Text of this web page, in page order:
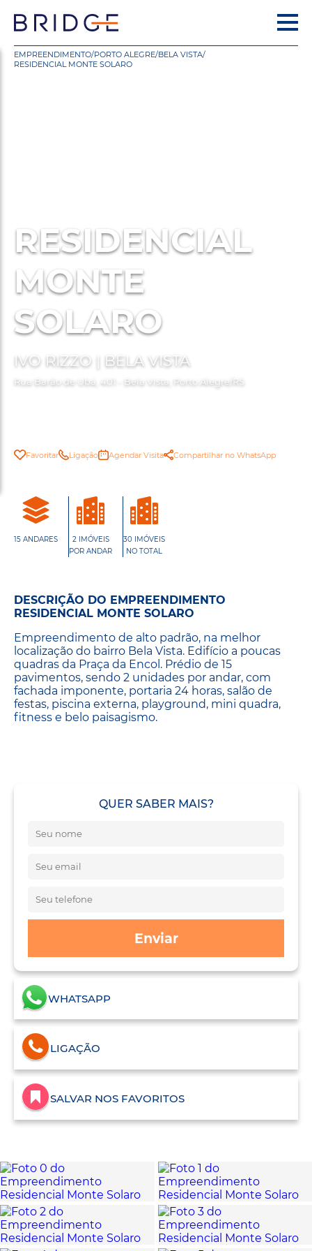
EMPREENDIMENTO/PORTO ALEGRE/BELA VISTA/
RESIDENCIAL MONTE SOLARO
RESIDENCIAL
MONTE
SOLARO
IVO RIZZO | BELA VISTA
Rua Barão de Ubá, 401 - Bela Vista, Porto Alegre/RS
Favoritar Ligação Agendar Visita Compartilhar no WhatsApp
15 ANDARES
2 IMÓVEIS
POR ANDAR
30 IMÓVEIS
NO TOTAL
DESCRIÇÃO DO EMPREENDIMENTO
RESIDENCIAL MONTE SOLARO
Empreendimento de alto padrão, na melhor
localização do bairro Bela Vista. Edifício a poucas
quadras da Praça da Encol. Prédio de 15
pavimentos, sendo 2 unidades por andar, com
fachada imponente, portaria 24 horas, salão de
festas, piscina externa, playground, mini quadra,
fitness e belo paisagismo.
QUER SABER MAIS?
Enviar
WHATSAPP
LIGAÇÃO
SALVAR NOS FAVORITOS